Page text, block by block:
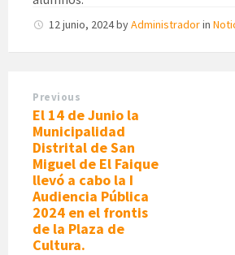
12 junio, 2024byAdministradorin
Previous
El 14 de Junio la
Municipalidad
Distrital de San
Miguel de El Faique
llevó a cabo la I
Audiencia Pública
2024 en el frontis
de la Plaza de
Cultura.